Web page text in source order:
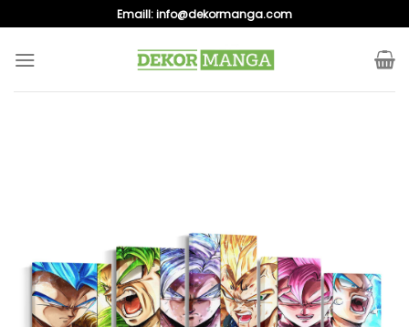
to
content
Emaill:info@dekormanga.com